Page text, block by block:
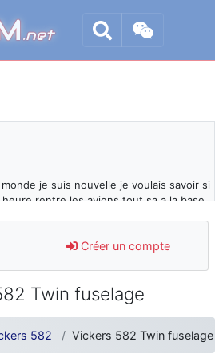
.net
je suis nouvelle je voulais savoir si
rentre les avions tout sa a la base
blocages du site ces derniers
contre le spam et les bots trop nocifs
bannière
> lesquels ? je ne suis pas sûr de
Créer un compte
Twin fuselage
582 Vickers 582 Twin fuselage